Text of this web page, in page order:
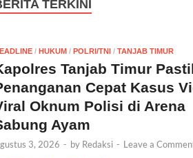
TERKINI
/HUKUM /POLRI/TNI /TANJAB TIMUR
Tanjab Timur
Cepat Kasus
Oknum Polisi di Arena
Ayam
3, 2026 - by Redaksi - Leave a